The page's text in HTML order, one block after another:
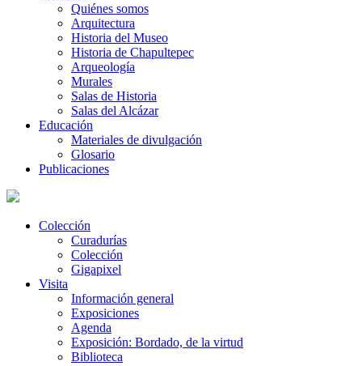
Quiénes somos
Arquitectura
Historia del Museo
Historia de Chapultepec
Arqueología
Murales
Salas de Historia
Salas del Alcázar
Educación
Materiales de divulgación
Glosario
Publicaciones
Colección
Curadurías
Colección
Gigapixel
Visita
Información general
Exposiciones
Agenda
Exposición: Bordado, de la virtud
Biblioteca